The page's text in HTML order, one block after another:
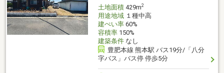
土地面積429m2
用途地域１種中高
建ぺい率60%
容積率150%
建築条件なし
豊肥本線 熊本駅 バス19分/「八分
字バス」バス停 停歩5分